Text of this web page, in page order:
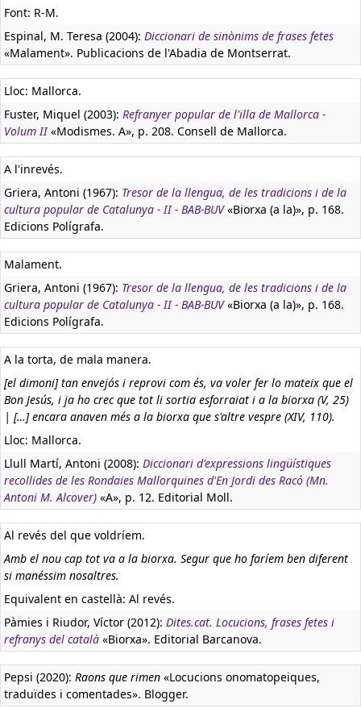
Font: R-M.
Espinal, M. Teresa (2004): Diccionari de sinònims de frases fetes
«Malament». Publicacions de l'Abadia de Montserrat.
Lloc: Mallorca.
Fuster, Miquel (2003): Refranyer popular de l'illa de Mallorca -
Volum II«Modismes. A», p. 208. Consell de Mallorca.
A l'inrevés.
Griera, Antoni (1967): Tresor de la llengua, de les tradicions i de la
cultura popular de Catalunya - II - BAB-BUV«Biorxa (a la)», p. 168.
Edicions Polígrafa.
Malament.
Griera, Antoni (1967): Tresor de la llengua, de les tradicions i de la
cultura popular de Catalunya - II - BAB-BUV«Biorxa (a la)», p. 168.
Edicions Polígrafa.
A la torta, de mala manera.
[el dimoni] tan envejós i reprovi com és, va voler fer lo mateix que el
Bon Jesús, i ja ho crec que tot li sortia esforraiat i a la biorxa (V, 25)
| […] encara anaven més a la biorxa que s'altre vespre (XIV, 110).
Lloc: Mallorca.
Llull Martí, Antoni (2008): Diccionari d'expressions lingüístiques
recollides de les Rondaies Mallorquines d'En Jordi des Racó (Mn.
Antoni M. Alcover) «A», p. 12. Editorial Moll.
Al revés del que voldríem.
Amb el nou cap tot va a la biorxa. Segur que ho faríem ben diferent
si manéssim nosaltres.
Equivalent en castellà: Al revés.
Pàmies i Riudor, Víctor (2012): Dites.cat. Locucions, frases fetes i
refranys del català «Biorxa». Editorial Barcanova.
Pepsi (2020): Raons que rimen «Locucions onomatopeiques,
traduïdes i comentades». Blogger.